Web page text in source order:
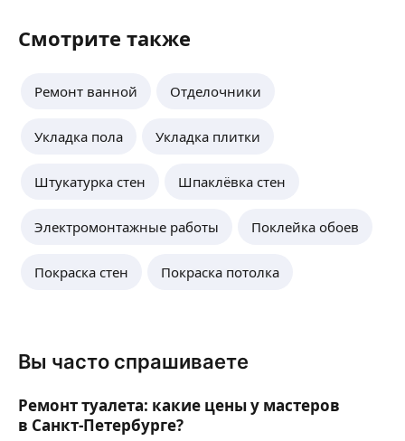
Смотрите также
Ремонт ванной Отделочники
Укладка пола Укладка плитки
Штукатурка стен Шпаклёвка стен
Электромонтажные работы Поклейка обоев
Покраска стен Покраска потолка
Вы часто спрашиваете
Ремонт туалета: какие цены у мастеров
в Санкт-Петербурге?